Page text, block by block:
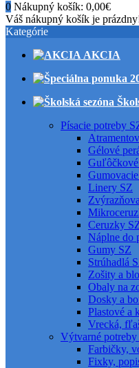
0 Nákupný košík: 0,00€
Váš nákupný košík je
Kategórie
AKCIA
Písacie potreby
Gélové
Guľôčkové
Linery SZ
Ceruzky
Náplne do
Gumy SZ
Strúhadlá
Zošity a
Obaly na
Dosky a
Plastové a
Vrecká,
Výtvarné potreby
Farbičky,
Fixky,